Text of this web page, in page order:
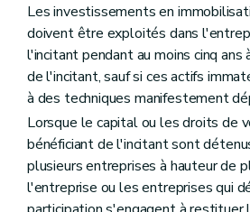
Les investissements en
doivent être exploités dans
l'incitant pendant au moins cinq
de l'incitant, sauf si ces actifs
à des techniques manifestement
Lorsque le capital ou les droits de
bénéficiant de l'incitant sont
plusieurs entreprises à hauteur de
l'entreprise ou les entreprises qui